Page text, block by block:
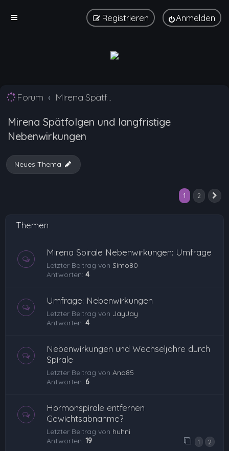
Anmelden
Registrieren
Forum Mirena Spätfolgen und langfristige Nebenwirkungen
Mirena Spätfolgen und langfristige
Nebenwirkungen
Neues Thema
1 2
Themen
Mirena Spirale Nebenwirkungen: Umfrage
Letzter Beitrag von Simo80
Antworten: 4
Umfrage: Nebenwirkungen
Letzter Beitrag von JayJay
Antworten: 4
Nebenwirkungen und Wechseljahre durch
Spirale
Letzter Beitrag von Ana85
Antworten: 6
Hormonspirale entfernen
Gewichtsabnahme?
Letzter Beitrag von huhni
Antworten: 19 1 2